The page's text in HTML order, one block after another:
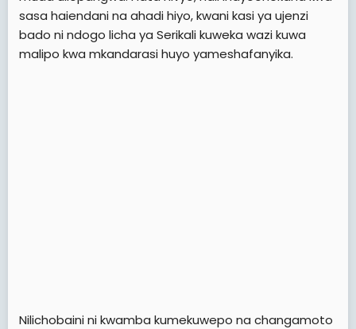
sasa haiendani na ahadi hiyo, kwani kasi ya ujenzi
bado ni ndogo licha ya Serikali kuweka wazi kuwa
malipo kwa mkandarasi huyo yameshafanyika.
Nilichobaini ni kwamba kumekuwepo na changamoto